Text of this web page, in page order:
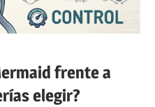
frente a
elegir?